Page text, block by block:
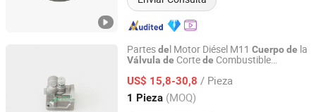
Partesdel Motor Diésel M11 Cuerpode la
Válvula de Cortede Combustible
US$ 15,8-30,8 / Pieza
1 Pieza (MOQ)
Hubei Sunwell Auto Parts Co., Ltd.
Hubei, China Desde 2022